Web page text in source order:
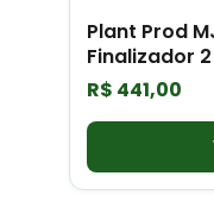
Plant Prod
Finalizador 2
R$ 441,00